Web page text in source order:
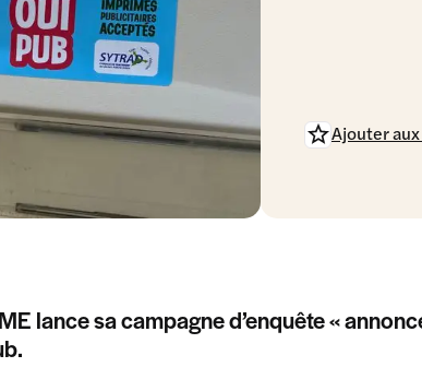
Ajouter
lance sa campagne d’enquête «